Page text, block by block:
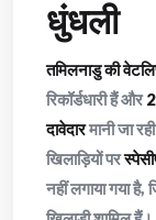
धुंधली
तमिलनाडु की
रिकॉर्डधारी हैं और
दावेदारमानी जा
खिलाड़ियों पर
नहीं लगाया गया